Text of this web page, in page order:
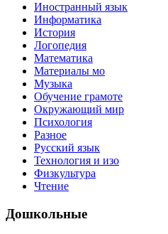
Иностранный язык
Информатика
История
Логопедия
Математика
Материалы мо
Музыка
Обучение грамоте
Окружающий мир
Психология
Разное
Русский язык
Технология и изо
Физкультура
Чтение
Дошкольные